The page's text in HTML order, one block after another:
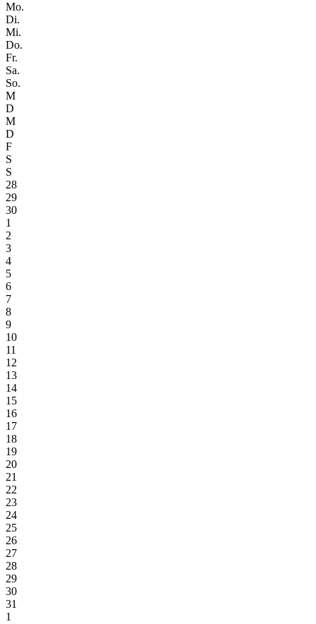
Mo.
Di.
Mi.
Do.
Fr.
Sa.
So.
M
D
M
D
F
S
S
28
29
30
1
2
3
4
5
6
7
8
9
10
11
12
13
14
15
16
17
18
19
20
21
22
23
24
25
26
27
28
29
30
31
1